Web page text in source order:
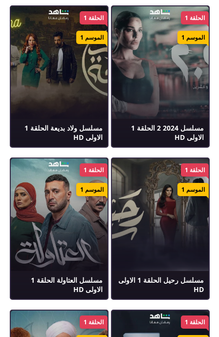
مسلسل 2024 2 الحلقة 1
الاولى HD
الحلقة 1
الموسم 1
مسلسل ولاد بديعة الحلقة 1
الاولى HD
الحلقة 1
الموسم 1
مسلسل رحيل الحلقة 1 الاولى
HD
الحلقة 1
الموسم 1
مسلسل العتاولة الحلقة 1
الاولى HD
الحلقة 1
الموسم 1
الحلقة 1 الحلقة 1